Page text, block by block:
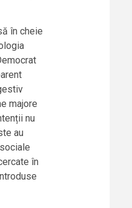
în cheie
majore
nu
au
în